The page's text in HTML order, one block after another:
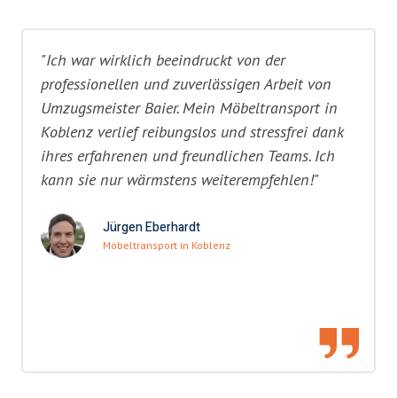
"Ich war wirklich beeindruckt von der
professionellen und zuverlässigen Arbeit von
Umzugsmeister Baier. Mein Möbeltransport in
Koblenz verlief reibungslos und stressfrei dank
ihres erfahrenen und freundlichen Teams. Ich
kann sie nur wärmstens weiterempfehlen!"
Jürgen Eberhardt
Möbeltransport in Koblenz